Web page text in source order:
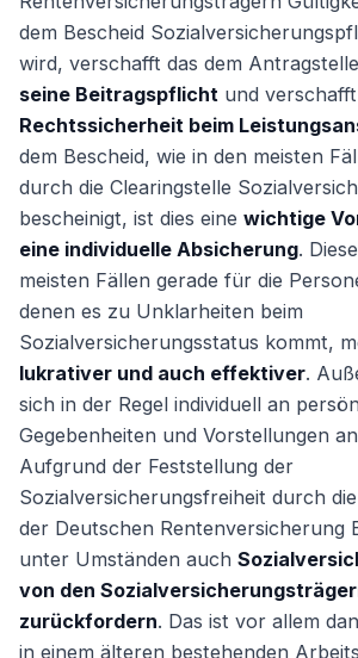
dem Bescheid
wird, verschafft das dem
seine Beitragspflicht und
Rechtssicherheit beim
dem Bescheid, wie in den meisten
durch die Clearingstelle
bescheinigt, ist dies eine wichtige
eine individuelle Absicherung.
meisten Fällen gerade für die
denen es zu Unklarheiten beim
Sozialversicherungsstatus kommt,
lukrativer und auch effektiver.
sich in der Regel individuell an
Gegebenheiten und Vorstellungen
Aufgrund der Feststellung der
Sozialversicherungsfreiheit durch
der Deutschen Rentenversicherung
unter Umständen auch
von den
zurückfordern. Das ist vor allem
in einem älteren bestehenden